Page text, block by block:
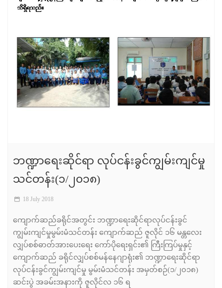
ဘဏ္ဍာရေးဆိုင်ရာ လုပ်ငန်းခွင်ကျွမ်းကျင်မှု
သင်တန်း(၁/၂၀၁၈)
18 July 2018
ကျောက်ဆည်ခရိုင်အတွင်း ဘဏ္ဍာရေးဆိုင်ရာလုပ်ငန်းခွင်
ကျွမ်းကျင်မှုမွမ်းမံသင်တန်း ကျောက်ဆည် ဇူလိုင် ၁၆ မန္တလေး
လျှပ်စစ်ဓာတ်အားပေးရေး ကော်ပိုရေးရှင်း၏ ကြီးကြပ်မှုနှင့်
ကျောက်ဆည် ခရိုင်လျှပ်စစ်မန်နေဂျာရုံး၏ ဘဏ္ဍာရေးဆိုင်ရာ
လုပ်ငန်းခွင်ကျွမ်းကျင်မှု မွမ်းမံသင်တန်း အမှတ်စဉ်(၁/၂၀၁၈)
ဆင်းပွဲ အခမ်းအနားကို ဇူလိုင်လ ၁၆ ရ